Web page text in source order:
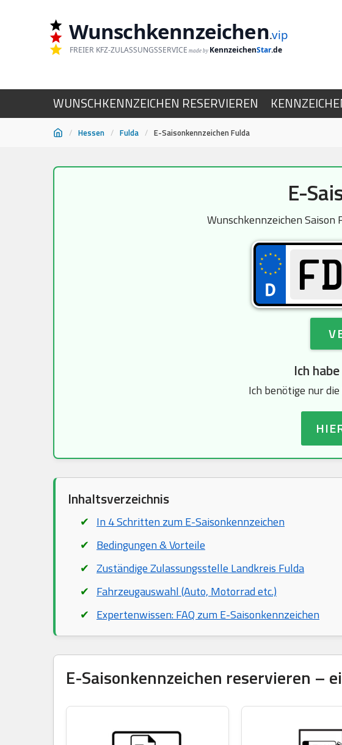
Wunschkennzeichen.vip
FREIER KFZ-ZULASSUNGSSERVICE made by KennzeichenStar.de
WUNSCHKENNZEICHEN RESERVIEREN
/ Hessen / Fulda / E-Saisonkennzeichen Fulda
E-
Wunschkennzeichen
Ich
Ich benötige nur
Inhaltsverzeichnis
In 4 Schritten zum E-Saisonkennzeichen
Bedingungen & Vorteile
Zuständige Zulassungsstelle Landkreis Fulda
Fahrzeugauswahl (Auto, Motorrad etc.)
Expertenwissen: FAQ zum E-Saisonkennzeichen
E-Saisonkennzeichen reservieren –